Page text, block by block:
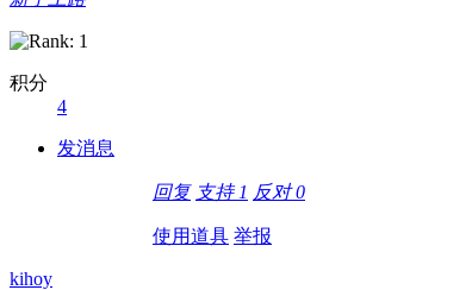
积分
4
发消息
回复 支持 1 反对0
使用道具 举报
kihoy